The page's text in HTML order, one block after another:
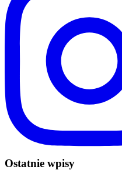
Ostatnie wpisy